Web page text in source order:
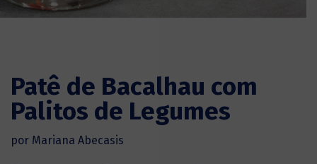
Patê de Bacalhau com
Palitos de Legumes
por Mariana Abecasis